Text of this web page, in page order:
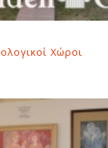
Χώροι